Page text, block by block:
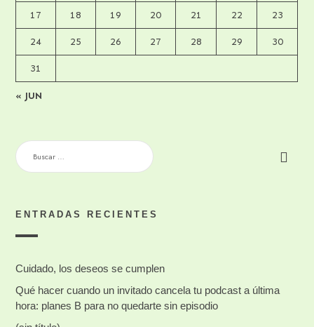
17 18 19 20 21 22 23
24 25 26 27 28 29 30
31
« JUN
BUSCAR:
ENTRADAS RECIENTES
Cuidado, los deseos se cumplen
Qué hacer cuando un invitado cancela tu podcast a última
hora: planes B para no quedarte sin episodio